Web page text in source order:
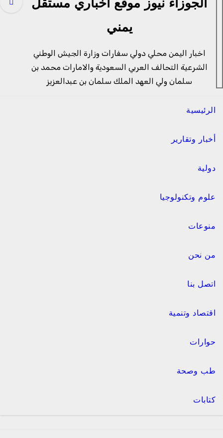
الجوزاء نيوز موقع اخباري مستقل
يمني
اخبار اليمن محلي دولي سفارات وزارة الجيش الوطني
الشرعية التحالف العربي السعودية والامارات محمد بن
سلمان ولي العهد الملك سلمان بن عبدالعزيز
الرئيسية
أخبار وتقارير
دولية
علوم وتكنولوجيا
منوعات
من نحن
اتصل بنا
اقتصاد وتنمية
حوارات
طب وصحة
كتابات